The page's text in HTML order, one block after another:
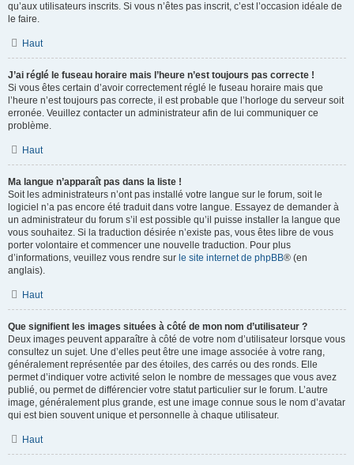
qu’aux utilisateurs inscrits. Si vous n’êtes pas inscrit, c’est l’occasion idéale de
le faire.
Haut
J’ai réglé le fuseau horaire mais l’heure n’est toujours pas correcte !
Si vous êtes certain d’avoir correctement réglé le fuseau horaire mais que
l’heure n’est toujours pas correcte, il est probable que l’horloge du serveur soit
erronée. Veuillez contacter un administrateur afin de lui communiquer ce
problème.
Haut
Ma langue n’apparaît pas dans la liste !
Soit les administrateurs n’ont pas installé votre langue sur le forum, soit le
logiciel n’a pas encore été traduit dans votre langue. Essayez de demander à
un administrateur du forum s’il est possible qu’il puisse installer la langue que
vous souhaitez. Si la traduction désirée n’existe pas, vous êtes libre de vous
porter volontaire et commencer une nouvelle traduction. Pour plus
d’informations, veuillez vous rendre sur le site internet de phpBB® (en
anglais).
Haut
Que signifient les images situées à côté de mon nom d’utilisateur ?
Deux images peuvent apparaître à côté de votre nom d’utilisateur lorsque vous
consultez un sujet. Une d’elles peut être une image associée à votre rang,
généralement représentée par des étoiles, des carrés ou des ronds. Elle
permet d’indiquer votre activité selon le nombre de messages que vous avez
publié, ou permet de différencier votre statut particulier sur le forum. L’autre
image, généralement plus grande, est une image connue sous le nom d’avatar
qui est bien souvent unique et personnelle à chaque utilisateur.
Haut